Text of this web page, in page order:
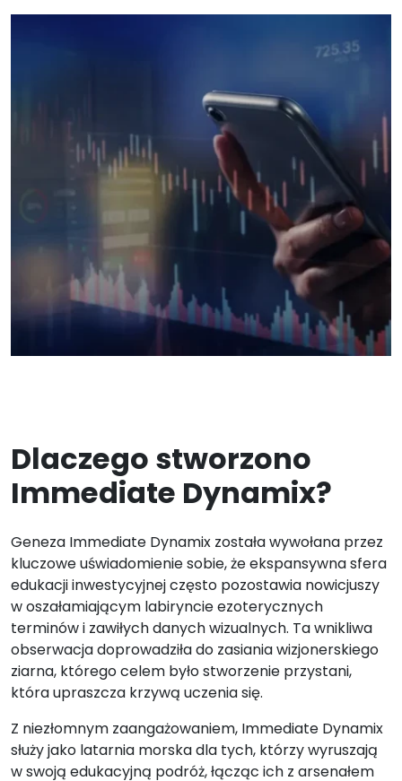
Dlaczego stworzono
Immediate Dynamix?
Geneza Immediate Dynamix została wywołana przez
kluczowe uświadomienie sobie, że ekspansywna sfera
edukacji inwestycyjnej często pozostawia nowicjuszy
w oszałamiającym labiryncie ezoterycznych
terminów i zawiłych danych wizualnych. Ta wnikliwa
obserwacja doprowadziła do zasiania wizjonerskiego
ziarna, którego celem było stworzenie przystani,
która upraszcza krzywą uczenia się.
Z niezłomnym zaangażowaniem, Immediate Dynamix
służy jako latarnia morska dla tych, którzy wyruszają
w swoją edukacyjną podróż, łącząc ich z arsenałem